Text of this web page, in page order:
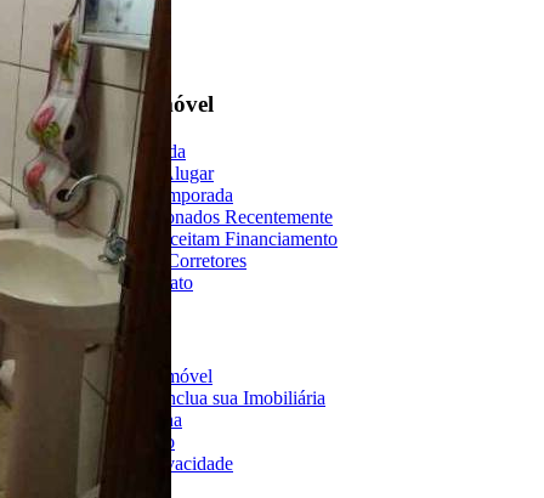
Encontre um Imóvel
Imóveis à Venda
Imóveis para Alugar
Imóveis de Temporada
Imóveis Adicionados Recentemente
Imóveis que Aceitam Financiamento
Imobiliárias e Corretores
Entre em Contato
Sobre o Portal
Anuncie seu Imóvel
Cadastre-se | Inclua sua Imobiliária
Como Funciona
Termos de Uso
Política de Privacidade
Mapa do Site